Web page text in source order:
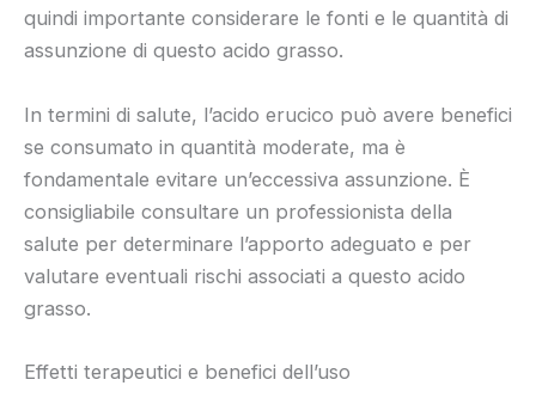
quindi importante considerare le fonti e le quantità di
assunzione di questo acido grasso.
In termini di salute, l’acido erucico può avere benefici
se consumato in quantità moderate, ma è
fondamentale evitare un’eccessiva assunzione. È
consigliabile consultare un professionista della
salute per determinare l’apporto adeguato e per
valutare eventuali rischi associati a questo acido
grasso.
Effetti terapeutici e benefici dell’uso